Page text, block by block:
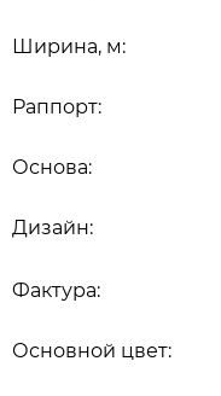
Ширина, м:
Раппорт:
Основной цвет:
Дизайн:
Основа:
Фактура: